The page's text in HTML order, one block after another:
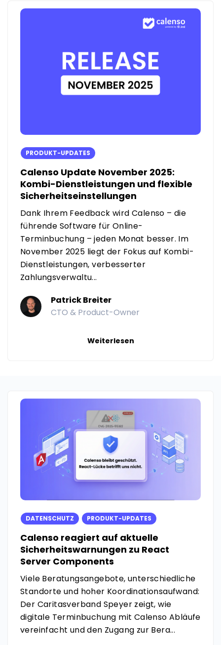
PRODUKT-UPDATES
Calenso Update November 2025:
Kombi-Dienstleistungen und flexible
Sicherheitseinstellungen
Dank Ihrem Feedback wird Calenso – die
führende Software für Online-
Terminbuchung – jeden Monat besser. Im
November 2025 liegt der Fokus auf Kombi-
Dienstleistungen, verbesserter
Zahlungsverwaltu...
Patrick Breiter
CTO & Product-Owner
Weiterlesen
DATENSCHUTZ PRODUKT-UPDATES
Calenso reagiert auf aktuelle
Sicherheitswarnungen zu React
Server Components
Viele Beratungsangebote, unterschiedliche
Standorte und hoher Koordinationsaufwand:
Der Caritasverband Speyer zeigt, wie
digitale Terminbuchung mit Calenso Abläufe
vereinfacht und den Zugang zur Bera...